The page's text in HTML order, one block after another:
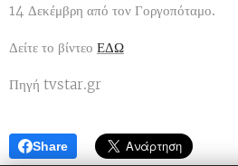
14 Δεκέμβρη από τον Γοργοπόταμο.
Δείτε το βίντεο ΕΔΩ
Πηγή tvstar.gr
Share